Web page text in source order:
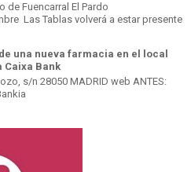
de Fuencarral El Pardo
Las Tablas volverá a estar presente
una nueva farmacia en el local
Caixa Bank
s/n 28050 MADRID web ANTES: